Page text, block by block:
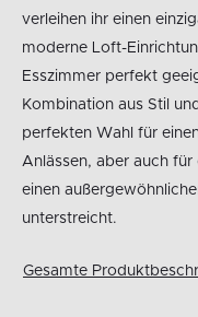
verleihen ihr einen
moderne Loft-
Esszimmer perfekt
Kombination aus Stil
perfekten Wahl für
Anlässen, aber auch
einen
unterstreicht.
Gesamte